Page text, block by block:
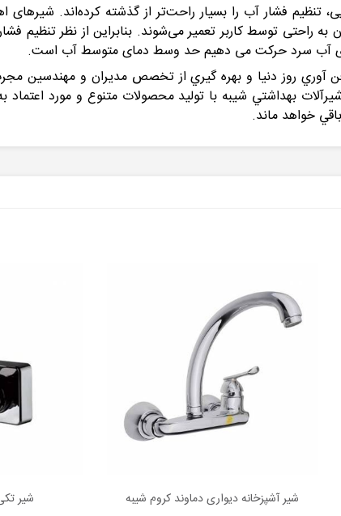
تنظیم فشار آب را بسیار راحت‌تر از گذشته کرده‌اند. شیرهای
توسط کاربر تعمیر می‌شوند. بنابراین از نظر تنظیم
آب سرد حرکت می دهیم حد وسط دمای متوسط آب است.
آوري روز دنيا و بهره گيري از تخصص مديران و مهندسين
بهداشتي شيبه با توليد محصولات متنوع و مورد اعتماد به
اطلاعات بیشتر
شیر آشپزخانه دیواری دماوند کروم شیبه
اطلاعات بیشتر
شیر